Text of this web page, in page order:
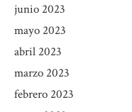
junio 2023
mayo 2023
abril 2023
marzo 2023
febrero 2023